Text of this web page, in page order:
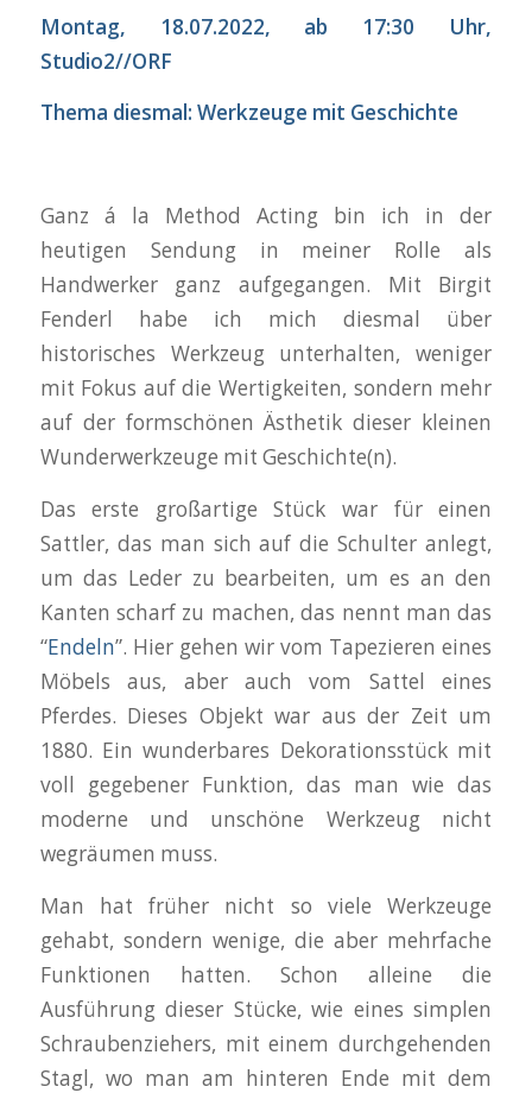
Montag, 18.07.2022, ab 17:30 Uhr,
Studio2//ORF
Thema diesmal: Werkzeuge mit Geschichte
Ganz á la Method Acting bin ich in der
heutigen Sendung in meiner Rolle als
Handwerker ganz aufgegangen. Mit Birgit
Fenderl habe ich mich diesmal über
historisches Werkzeug unterhalten, weniger
mit Fokus auf die Wertigkeiten, sondern mehr
auf der formschönen Ästhetik dieser kleinen
Wunderwerkzeuge mit Geschichte(n).
Das erste großartige Stück war für einen
Sattler, das man sich auf die Schulter anlegt,
um das Leder zu bearbeiten, um es an den
Kanten scharf zu machen, das nennt man das
“Endeln”. Hier gehen wir vom Tapezieren eines
Möbels aus, aber auch vom Sattel eines
Pferdes. Dieses Objekt war aus der Zeit um
1880. Ein wunderbares Dekorationsstück mit
voll gegebener Funktion, das man wie das
moderne und unschöne Werkzeug nicht
wegräumen muss.
Man hat früher nicht so viele Werkzeuge
gehabt, sondern wenige, die aber mehrfache
Funktionen hatten. Schon alleine die
Ausführung dieser Stücke, wie eines simplen
Schraubenziehers, mit einem durchgehenden
Stagl, wo man am hinteren Ende mit dem